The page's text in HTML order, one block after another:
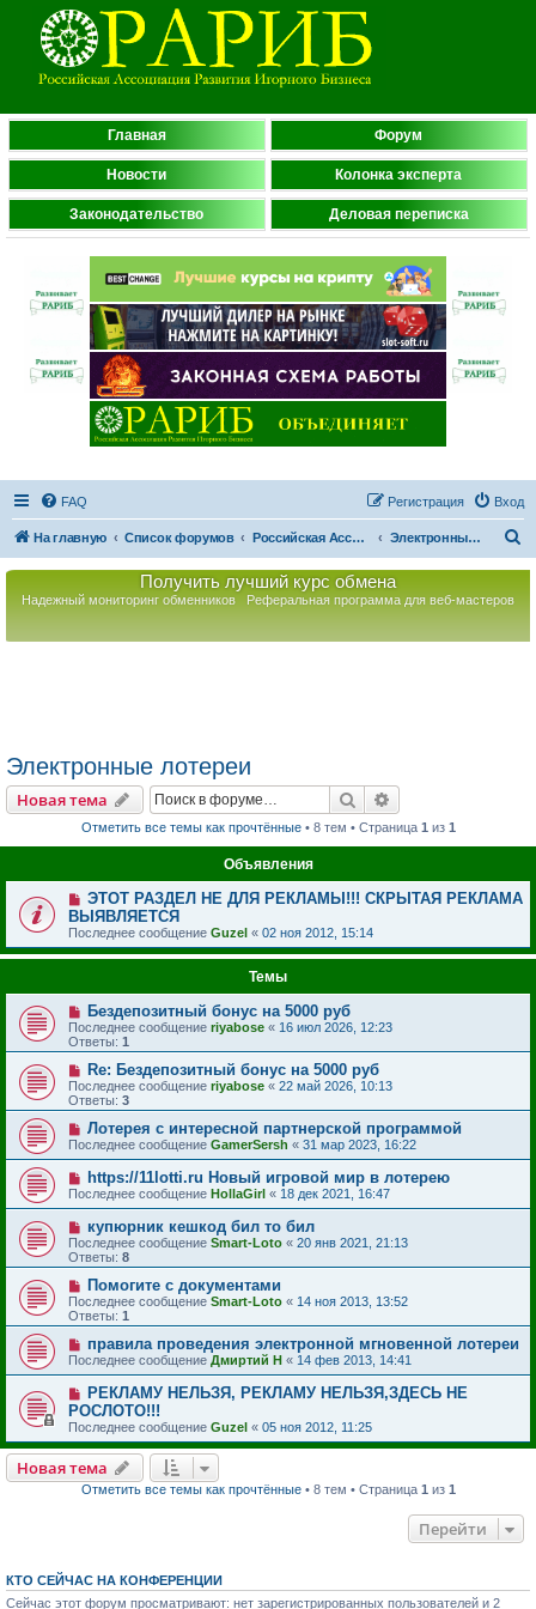
Главная Форум
Новости Колонка эксперта
Законодательство Деловая переписка
FAQ Вход
Регистрация
На главную Список форумов Российская Ассоциация Развития Игорного Бизнеса Электронные лотереи
Получить лучший курс обмена
Надежный мониторинг обменников Реферальная программа для веб-мастеров
Электронные лотереи
Новая тема Поиск
Отметить все темы как прочтённые• 8 тем • Страница 1 из 1
Объявления
ЭТОТ РАЗДЕЛ НЕ ДЛЯ РЕКЛАМЫ!!! СКРЫТАЯ РЕКЛАМА
ВЫЯВЛЯЕТСЯ
Последнее сообщение Guzel « 02 ноя 2012, 15:14
Темы
Бездепозитный бонус на 5000 руб
Последнее сообщение riyabose « 16 июл 2026, 12:23
Ответы: 1
Re: Бездепозитный бонус на 5000 руб
Последнее сообщение riyabose « 22 май 2026, 10:13
Ответы: 3
Лотерея с интересной партнерской программой
Последнее сообщение GamerSersh « 31 мар 2023, 16:22
https://11lotti.ru Новый игровой мир в лотерею
Последнее сообщение HollaGirl « 18 дек 2021, 16:47
купюрник кешкод бил то бил
Последнее сообщение Smart-Loto « 20 янв 2021, 21:13
Ответы: 8
Помогите с документами
Последнее сообщение Smart-Loto « 14 ноя 2013, 13:52
Ответы: 1
правила проведения электронной мгновенной лотереи
Последнее сообщение Дмиртий Н « 14 фев 2013, 14:41
РЕКЛАМУ НЕЛЬЗЯ, РЕКЛАМУ НЕЛЬЗЯ,ЗДЕСЬ НЕ
РОСЛОТО!!!
Последнее сообщение Guzel « 05 ноя 2012, 11:25
Новая тема
Отметить все темы как прочтённые• 8 тем • Страница 1 из 1
Перейти
КТО СЕЙЧАС НА КОНФЕРЕНЦИИ
Сейчас этот форум просматривают: нет зарегистрированных пользователей и 2